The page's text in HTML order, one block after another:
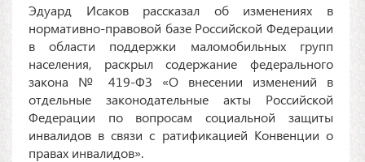
Эдуард Исаков рассказал об изменениях в
нормативно-правовой базе Российской Федерации
в области поддержки маломобильных групп
населения, раскрыл содержание федерального
закона № 419-ФЗ «О внесении изменений в
отдельные законодательные акты Российской
Федерации по вопросам социальной защиты
инвалидов в связи с ратификацией Конвенции о
правах инвалидов».